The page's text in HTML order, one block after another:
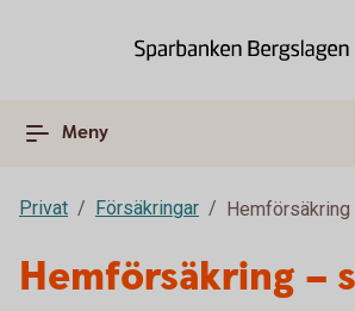
Meny
Privat Försäkringar Hemförsäkring
Hemförsäkring –